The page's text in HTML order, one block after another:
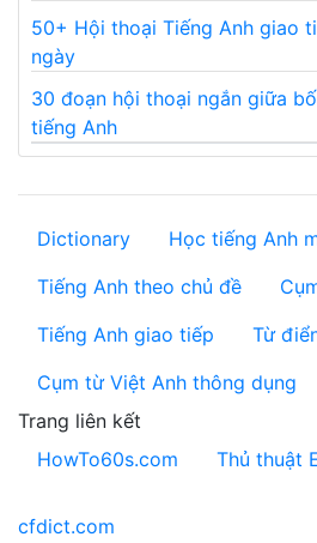
50+ Hội thoại Tiếng Anh giao
ngày
30 đoạn hội thoại ngắn giữa
tiếng Anh
Dictionary
Học tiếng Anh
Tiếng Anh theo chủ đề
Tiếng Anh giao tiếp
Từ
Cụm từ Việt Anh thông dụng
Trang liên kết
HowTo60s.com
Thủ thuật
cfdict.com